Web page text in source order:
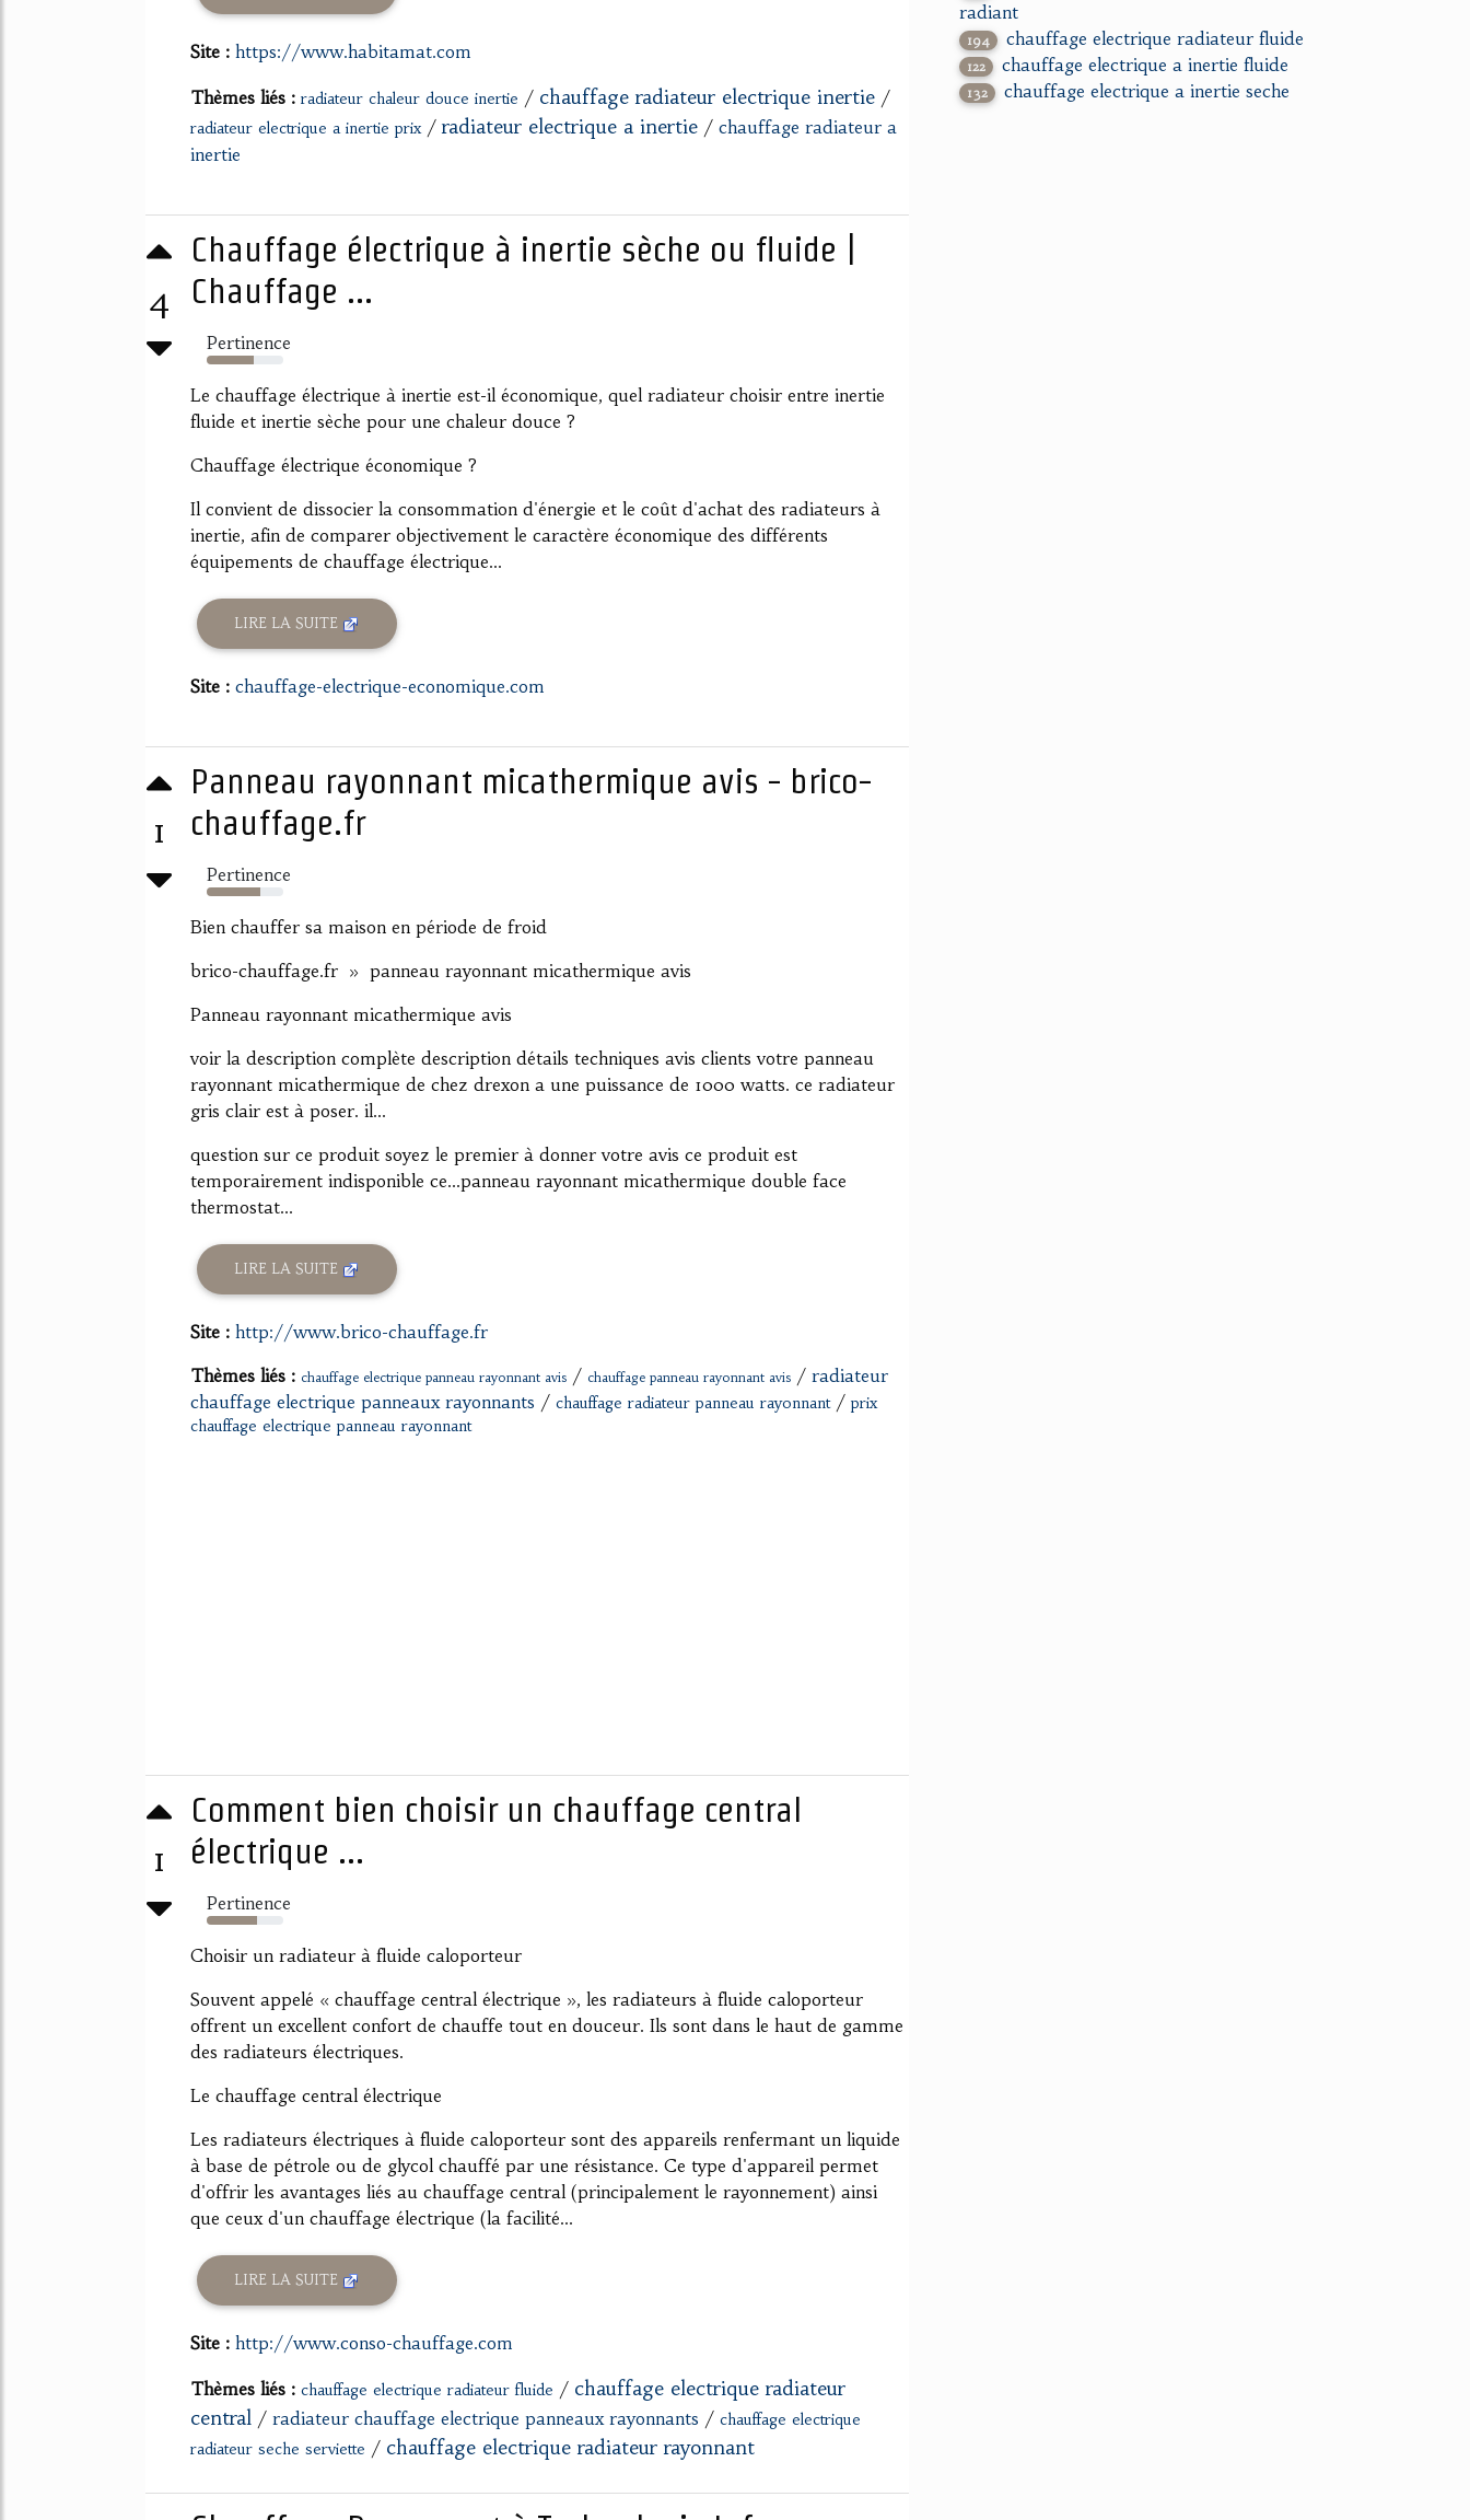
Site : https://www.habitamat.com
Thèmes liés : radiateur chaleur douce inertie / chauffage radiateur electrique inertie /
radiateur electrique a inertie prix / radiateur electrique a inertie / chauffage radiateur a
inertie
4
Chauffage électrique à inertie sèche ou fluide |
Chauffage ...
Pertinence
62%
Le chauffage électrique à inertie est-il économique, quel radiateur choisir entre inertie
fluide et inertie sèche pour une chaleur douce ?
Chauffage électrique économique ?
Il convient de dissocier la consommation d'énergie et le coût d'achat des radiateurs à
inertie, afin de comparer objectivement le caractère économique des différents
équipements de chauffage électrique...
LIRE LA SUITE
Site : chauffage-electrique-economique.com
1
Panneau rayonnant micathermique avis - brico-
chauffage.fr
Pertinence
70%
Bien chauffer sa maison en période de froid
brico-chauffage.fr » panneau rayonnant micathermique avis
Panneau rayonnant micathermique avis
voir la description complète description détails techniques avis clients votre panneau
rayonnant micathermique de chez drexon a une puissance de 1000 watts. ce radiateur
gris clair est à poser. il...
question sur ce produit soyez le premier à donner votre avis ce produit est
temporairement indisponible ce...panneau rayonnant micathermique double face
thermostat...
LIRE LA SUITE
Site : http://www.brico-chauffage.fr
Thèmes liés : chauffage electrique panneau rayonnant avis / chauffage panneau rayonnant avis / radiateur
chauffage electrique panneaux rayonnants / chauffage radiateur panneau rayonnant/ prix
chauffage electrique panneau rayonnant
1
Comment bien choisir un chauffage central
électrique ...
Pertinence
66%
Choisir un radiateur à fluide caloporteur
Souvent appelé « chauffage central électrique », les radiateurs à fluide caloporteur
offrent un excellent confort de chauffe tout en douceur. Ils sont dans le haut de gamme
des radiateurs électriques.
Le chauffage central électrique
Les radiateurs électriques à fluide caloporteur sont des appareils renfermant un liquide
à base de pétrole ou de glycol chauffé par une résistance. Ce type d'appareil permet
d'offrir les avantages liés au chauffage central (principalement le rayonnement) ainsi
que ceux d'un chauffage électrique (la facilité...
LIRE LA SUITE
Site : http://www.conso-chauffage.com
Thèmes liés : chauffage electrique radiateur fluide / chauffage electrique radiateur
central / radiateur chauffage electrique panneaux rayonnants / chauffage electrique
radiateur seche serviette / chauffage electrique radiateur rayonnant
radiant
194 chauffage electrique radiateur fluide
122 chauffage electrique a inertie fluide
132 chauffage electrique a inertie seche